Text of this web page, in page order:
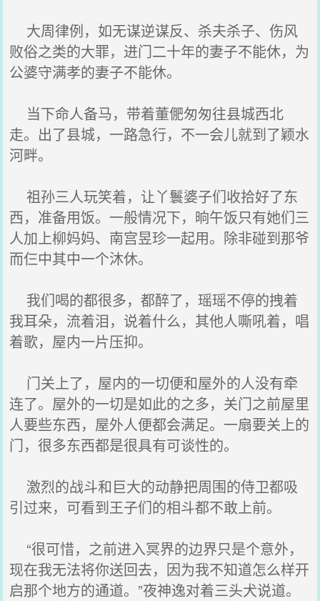
大周律例，如无谋逆谋反、杀夫杀子、伤风
败俗之类的大罪，进门二十年的妻子不能休，为
公婆守满孝的妻子不能休。
当下命人备马，带着董俷匆匆往县城西北
走。出了县城，一路急行，不一会儿就到了颖水
河畔。
祖孙三人玩笑着，让丫鬟婆子们收拾好了东
西，准备用饭。一般情况下，晌午饭只有她们三
人加上柳妈妈、南宫昱珍一起用。除非碰到那爷
而仨中其中一个沐休。
我们喝的都很多，都醉了，瑶瑶不停的拽着
我耳朵，流着泪，说着什么，其他人嘶吼着，唱
着歌，屋内一片压抑。
门关上了，屋内的一切便和屋外的人没有牵
连了。屋外的一切是如此的之多，关门之前屋里
人要些东西，屋外人便都会满足。一扇要关上的
门，很多东西都是很具有可谈性的。
激烈的战斗和巨大的动静把周围的侍卫都吸
引过来，可看到王子们的相斗都不敢上前。
“很可惜，之前进入冥界的边界只是个意外，
现在我无法将你送回去，因为我不知道怎么样开
启那个地方的通道。”夜神逸对着三头犬说道。